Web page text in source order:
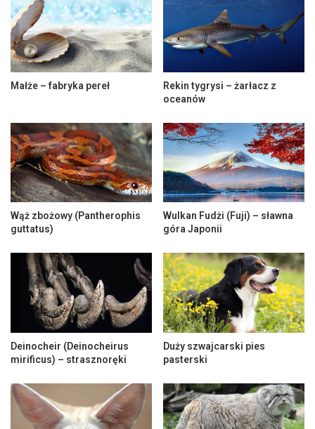
Małże – fabryka pereł
Rekin tygrysi – żarłacz z
oceanów
Wąż zbożowy (Pantherophis
guttatus)
Wulkan Fudżi (Fuji) – sławna
góra Japonii
Deinocheir (Deinocheirus
mirificus) – strasznoręki
Duży szwajcarski pies
pasterski